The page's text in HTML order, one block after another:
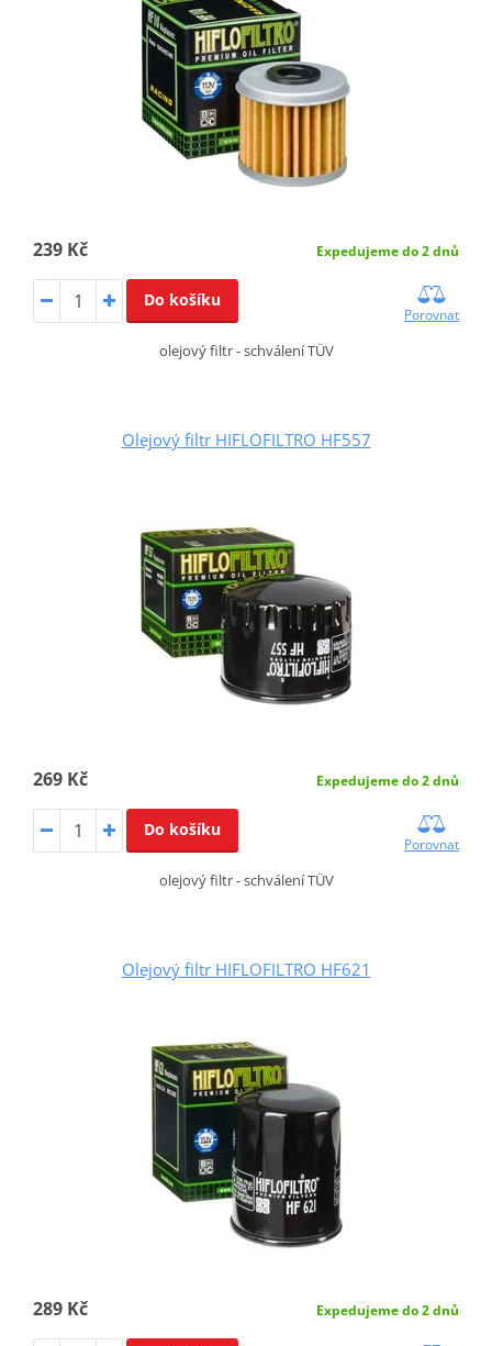
239 Kč Expedujeme do 2 dnů
Do košíku
Porovnat
olejový filtr - schválení TÜV
Olejový filtr HIFLOFILTRO HF557
269 Kč Expedujeme do 2 dnů
Do košíku
Porovnat
olejový filtr - schválení TÜV
Olejový filtr HIFLOFILTRO HF621
289 Kč Expedujeme do 2 dnů